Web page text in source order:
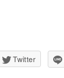
Twitter